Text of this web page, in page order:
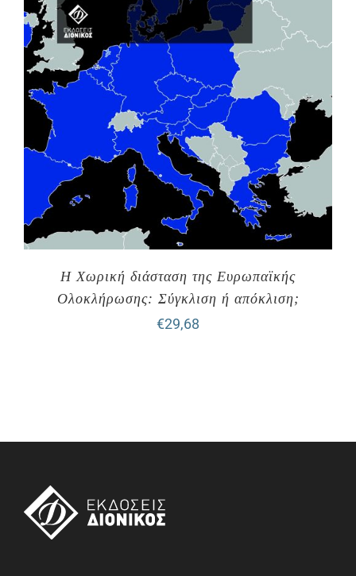
Η Χωρική διάσταση της Ευρωπαϊκής
Ολοκλήρωσης: Σύγκλιση ή απόκλιση;
€29,68